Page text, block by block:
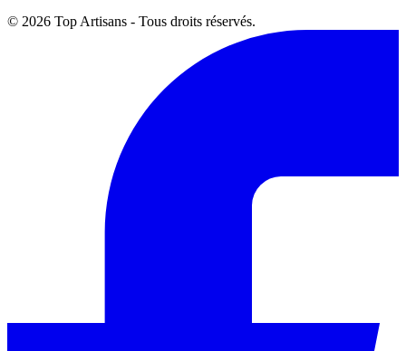
© 2026 Top Artisans - Tous droits réservés.